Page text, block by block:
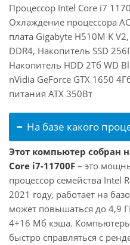
Процессор Intel Core i7
Охлаждение процессора
плата Gigabyte H510M K
DDR4, Накопитель SSD
Накопитель HDD 2Тб WD
nVidia GeForce GTX 1650
питания ATX 350Вт
На базе какого
Этот компьютер собран
Core i7-11700F – это
процессор семейства
2021 году, работает на
может повышаться до 4,9
4+16 Мб кэша.
быстро справляться с